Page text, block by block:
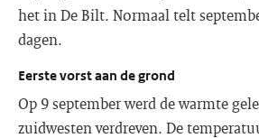
het in De Bilt. Normaal telt
dagen.
Eerste vorst aan de grond
Op 9 september werd de warmte
zuidwesten verdreven. De